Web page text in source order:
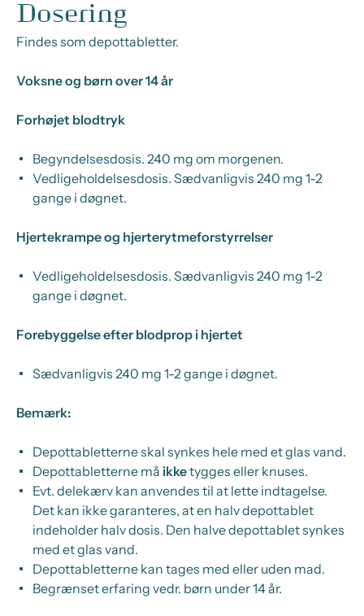
Dosering
Findes som depottabletter.
Voksne og børn over 14 år
Forhøjet blodtryk
Begyndelsesdosis. 240 mg om morgenen.
Vedligeholdelsesdosis. Sædvanligvis 240 mg 1-2
gange i døgnet.
Hjertekrampe og hjerterytmeforstyrrelser
Vedligeholdelsesdosis. Sædvanligvis 240 mg 1-2
gange i døgnet.
Forebyggelse efter blodprop i hjertet
Sædvanligvis 240 mg 1-2 gange i døgnet.
Bemærk:
Depottabletterne skal synkes hele med et glas vand.
Depottabletterne må ikketygges eller knuses.
Evt. delekærv kan anvendes til at lette indtagelse.
Det kan ikke garanteres, at en halv depottablet
indeholder halv dosis. Den halve depottablet synkes
med et glas vand.
Depottabletterne kan tages med eller uden mad.
Begrænset erfaring vedr. børn under 14 år.